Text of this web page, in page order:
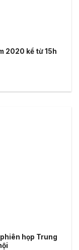
2020 kể từ 15h
họp Trung